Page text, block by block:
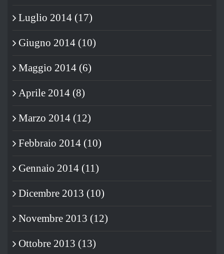
Luglio 2014 (17)
Giugno 2014 (10)
Maggio 2014 (6)
Aprile 2014 (8)
Marzo 2014 (12)
Febbraio 2014 (10)
Gennaio 2014 (11)
Dicembre 2013 (10)
Novembre 2013 (12)
Ottobre 2013 (13)